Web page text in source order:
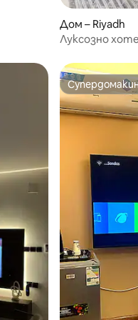
Дом – Riyadh
Луксозно
парков